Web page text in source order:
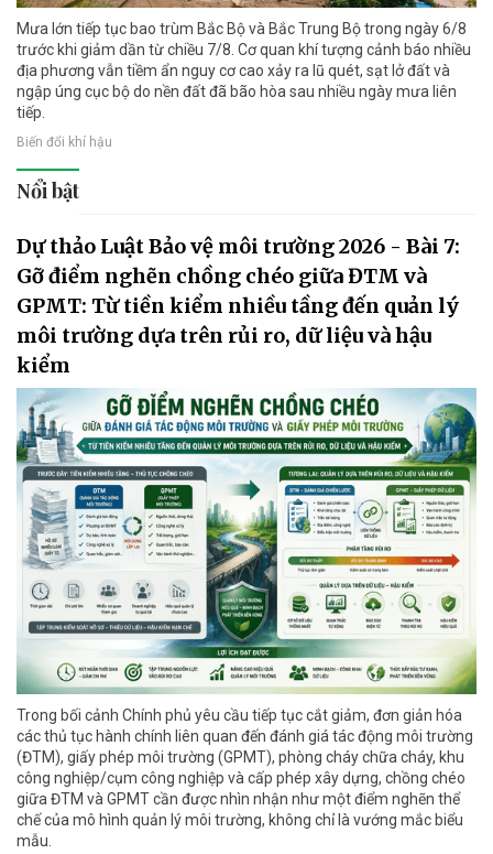
Mưa lớn tiếp tục bao trùm Bắc Bộ và Bắc Trung Bộ trong ngày 6/8
trước khi giảm dần từ chiều 7/8. Cơ quan khí tượng cảnh báo nhiều
địa phương vẫn tiềm ẩn nguy cơ cao xảy ra lũ quét, sạt lở đất và
ngập úng cục bộ do nền đất đã bão hòa sau nhiều ngày mưa liên
tiếp.
Biến đổi khí hậu
Nổi bật
Dự thảo Luật Bảo vệ môi trường 2026 - Bài 7:
Gỡ điểm nghẽn chồng chéo giữa ĐTM và
GPMT: Từ tiền kiểm nhiều tầng đến quản lý
môi trường dựa trên rủi ro, dữ liệu và hậu
kiểm
Trong bối cảnh Chính phủ yêu cầu tiếp tục cắt giảm, đơn giản hóa
các thủ tục hành chính liên quan đến đánh giá tác động môi trường
(ĐTM), giấy phép môi trường (GPMT), phòng cháy chữa cháy, khu
công nghiệp/cụm công nghiệp và cấp phép xây dựng, chồng chéo
giữa ĐTM và GPMT cần được nhìn nhận như một điểm nghẽn thể
chế của mô hình quản lý môi trường, không chỉ là vướng mắc biểu
mẫu.